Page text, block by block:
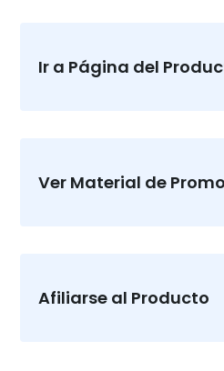
Ir a Página del
Ver Material de
Afiliarse al Producto